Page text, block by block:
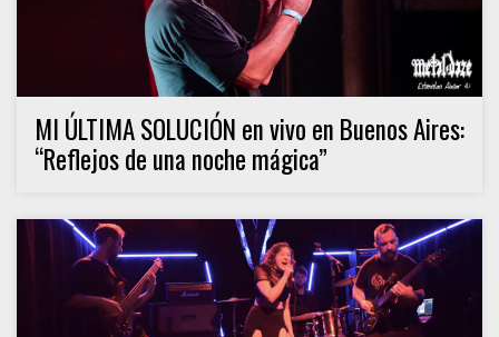
MI ÚLTIMA SOLUCIÓN en vivo en Buenos Aires:
“Reflejos de una noche mágica”